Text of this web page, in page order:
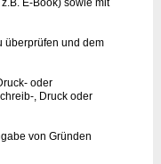
E-Book) sowie mit
überprüfen und dem
oder
, Druck oder
von Gründen